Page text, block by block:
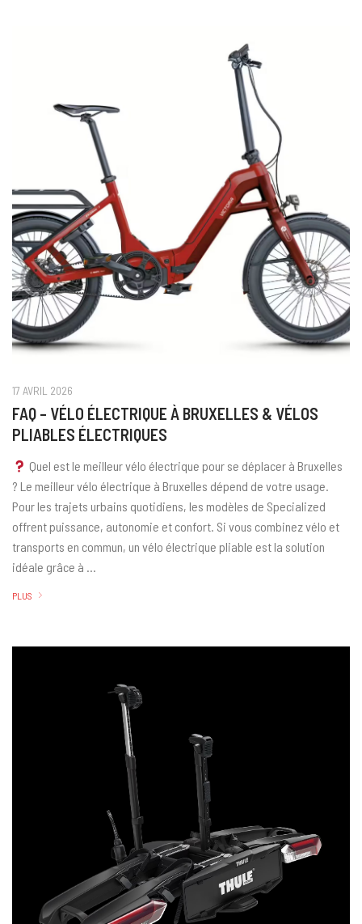
17 AVRIL 2026
FAQ – VÉLO ÉLECTRIQUE À BRUXELLES & VÉLOS
PLIABLES ÉLECTRIQUES
Quel est le meilleur vélo électrique pour se déplacer à Bruxelles
? Le meilleur vélo électrique à Bruxelles dépend de votre usage.
Pour les trajets urbains quotidiens, les modèles de Specialized
offrent puissance, autonomie et confort. Si vous combinez vélo et
transports en commun, un vélo électrique pliable est la solution
idéale grâce à …
PLUS